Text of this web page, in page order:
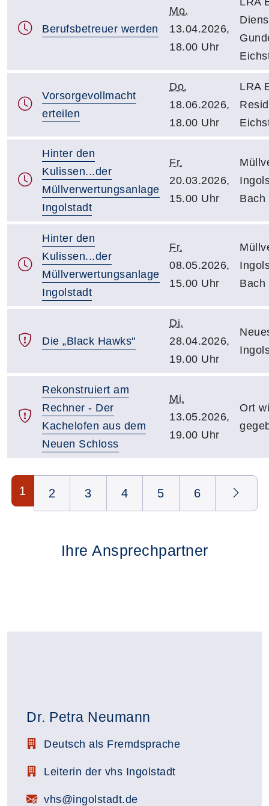
Berufsbetreuer werden
Mo.
13.04.2026,
18.00 Uhr
Vorsorgevollmacht
erteilen
Do.
18.06.2026,
18.00 Uhr
LRA
Hinter den
Kulissen...der
Müllverwertungsanlage
Ingolstadt
Fr.
20.03.2026,
15.00 Uhr
Bach
Hinter den
Kulissen...der
Müllverwertungsanlage
Ingolstadt
Fr.
08.05.2026,
15.00 Uhr
Bach
Die „Black Hawks"
Di.
28.04.2026,
19.00 Uhr
Rekonstruiert am
Rechner - Der
Kachelofen aus dem
Neuen Schloss
Mi.
13.05.2026,
19.00 Uhr
Ort
Seite 1 von 6
1 2 3 4 5 6
Ihre Ansprechpartner
Dr. Petra Neumann
Stellenbezeichnung:
Deutsch als Fremdsprache
Zimmerbezeichnung:
Leiterin der vhs Ingolstadt
E-Mail:vhs@ingolstadt.de